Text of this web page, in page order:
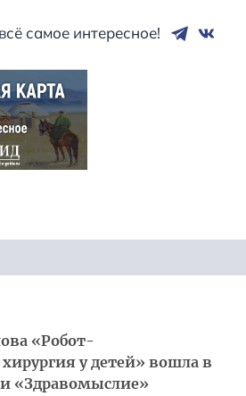
самое интересное!
«Робот-
у детей» вошла в
«Здравомыслие»